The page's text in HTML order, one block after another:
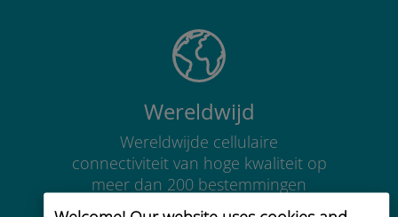
Wereldwijd
Wereldwijde cellulaire
connectiviteit van hoge kwaliteit op
meer dan 200 bestemmingen